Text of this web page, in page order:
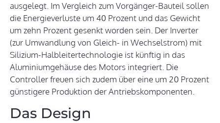
ausgelegt. Im Vergleich zum Vorgänger-Bauteil sollen
die Energieverluste um 40 Prozent und das Gewicht
um zehn Prozent gesenkt worden sein. Der Inverter
(zur Umwandlung von Gleich- in Wechselstrom) mit
Silizium-Halbleitertechnologie ist künftig in das
Aluminiumgehäuse des Motors integriert. Die
Controller freuen sich zudem über eine um 20 Prozent
günstigere Produktion der Antriebskomponenten.
Das Design